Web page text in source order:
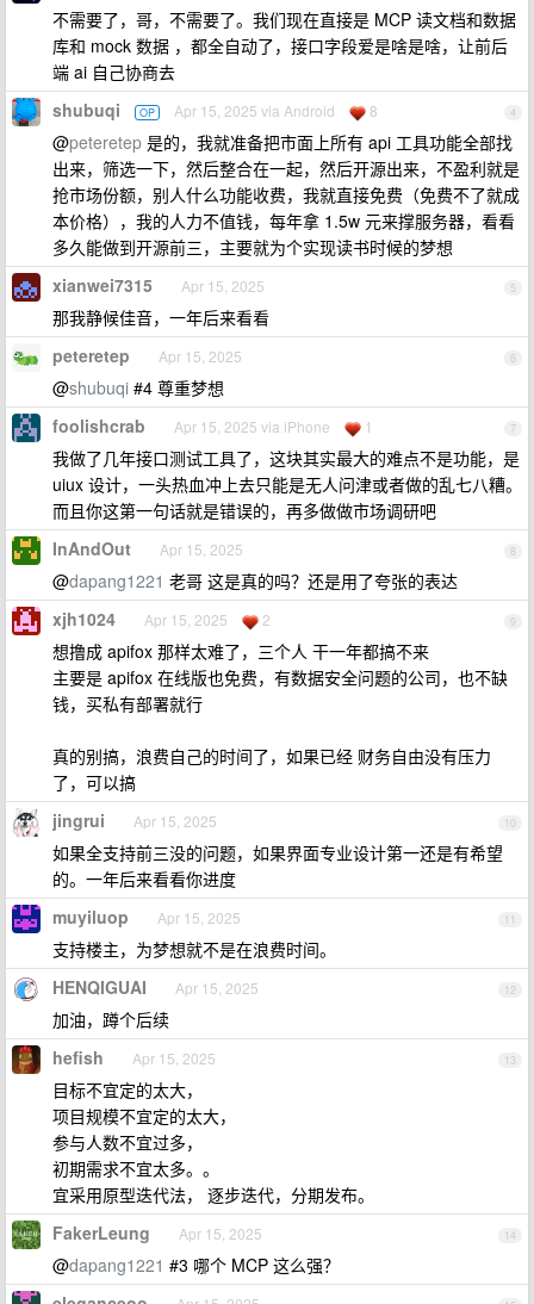
不需要了，哥，不需要了。我们现在直接是 MCP 读文档和数据
库和 mock 数据 ，都全自动了，接口字段爱是啥是啥，让前后
端 ai 自己协商去
4
shubuqi OP Apr 15, 2025 via Android 8
@peteretep 是的，我就准备把市面上所有 api 工具功能全部找
出来，筛选一下，然后整合在一起，然后开源出来，不盈利就是
抢市场份额，别人什么功能收费，我就直接免费（免费不了就成
本价格），我的人力不值钱，每年拿 1.5w 元来撑服务器，看看
多久能做到开源前三，主要就为个实现读书时候的梦想
5
xianwei7315 Apr 15, 2025
那我静候佳音，一年后来看看
6
peteretep Apr 15, 2025
@shubuqi #4 尊重梦想
7
foolishcrab Apr 15, 2025 via iPhone 1
我做了几年接口测试工具了，这块其实最大的难点不是功能，是
uiux 设计，一头热血冲上去只能是无人问津或者做的乱七八糟。
而且你这第一句话就是错误的，再多做做市场调研吧
8
InAndOut Apr 15, 2025
@dapang1221 老哥 这是真的吗？还是用了夸张的表达
9
xjh1024 Apr 15, 2025 2
想撸成 apifox 那样太难了，三个人 干一年都搞不来
主要是 apifox 在线版也免费，有数据安全问题的公司，也不缺
钱，买私有部署就行
真的别搞，浪费自己的时间了，如果已经 财务自由没有压力
了，可以搞
10
jingrui Apr 15, 2025
如果全支持前三没的问题，如果界面专业设计第一还是有希望
的。一年后来看看你进度
11
muyiluop Apr 15, 2025
支持楼主，为梦想就不是在浪费时间。
12
HENQIGUAI Apr 15, 2025
加油，蹲个后续
13
hefish Apr 15, 2025
目标不宜定的太大，
项目规模不宜定的太大，
参与人数不宜过多，
初期需求不宜太多。。
宜采用原型迭代法， 逐步迭代，分期发布。
14
FakerLeung Apr 15, 2025
@dapang1221 #3 哪个 MCP 这么强？